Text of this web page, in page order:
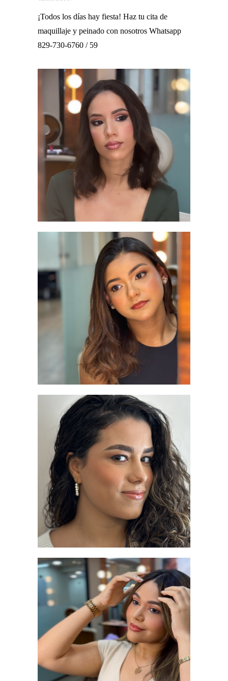
¡Todos los días hay fiesta! Haz tu cita de
maquillaje y peinado con nosotros Whatsapp
829-730-6760 / 59